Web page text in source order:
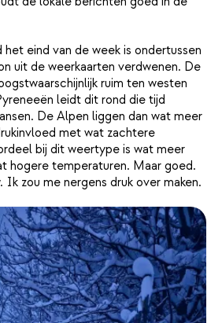
eind van de week is ondertussen
uit de weerkaarten verdwenen. De
ruim ten westen
leidt dit rond die tijd
De Alpen liggen dan wat meer
met wat zachtere
bij dit weertype is wat meer
hogere temperaturen. Maar goed.
Ik zou me nergens druk over maken.